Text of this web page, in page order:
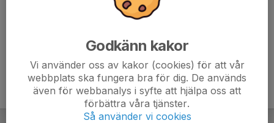
Godkänn kakor
Vi använder oss av kakor (cookies) för att vår
webbplats ska fungera bra för dig. De används
även för webbanalys i syfte att hjälpa oss att
förbättra våra tjänster.
Så använder vi cookies